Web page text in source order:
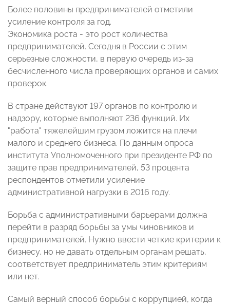
Более половины предпринимателей отметили
усиление контроля за год.
Экономика роста - это рост количества
предпринимателей. Сегодня в России с этим
серьезные сложности, в первую очередь из-за
бесчисленного числа проверяющих органов и самих
проверок.
В стране действуют 197 органов по контролю и
надзору, которые выполняют 236 функций. Их
"работа" тяжелейшим грузом ложится на плечи
малого и среднего бизнеса. По данным опроса
института Уполномоченного при президенте РФ по
защите прав предпринимателей, 53 процента
респондентов отметили усиление
административной нагрузки в 2016 году.
Борьба с административными барьерами должна
перейти в разряд борьбы за умы чиновников и
предпринимателей. Нужно ввести четкие критерии к
бизнесу, но не давать отдельным органам решать,
соответствует предприниматель этим критериям
или нет.
Самый верный способ борьбы с коррупцией, когда